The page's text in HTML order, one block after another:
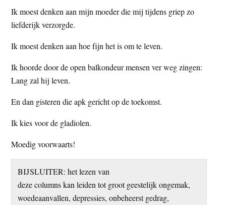
Ik moest denken aan mijn moeder die mij tijdens griep zo
liefderijk verzorgde.
Ik moest denken aan hoe fijn het is om te leven.
Ik hoorde door de open balkondeur mensen ver weg zingen:
Lang zal hij leven.
En dan gisteren die apk gericht op de toekomst.
Ik kies voor de gladiolen.
Moedig voorwaarts!
BIJSLUITER: het lezen van
deze columns kan leiden tot groot geestelijk ongemak,
woedeaanvallen, depressies, onbeheerst gedrag,